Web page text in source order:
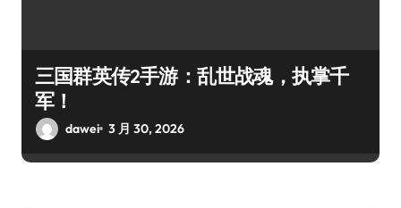
三国群英传2手游：乱世战魂，执掌千
军！
dawei 3 月 30, 2026